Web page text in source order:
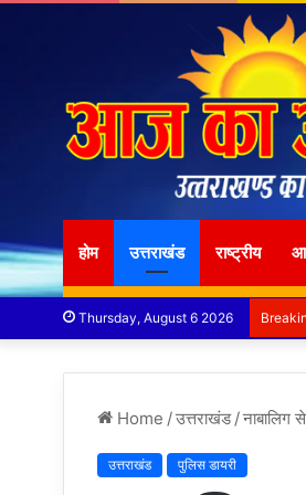
होम उत्तराखंड राष्ट्रीय
Thursday, August 6 2026
Home /उत्तराखंड /नाबालिग
उत्तराखंड पुलिस डायरी